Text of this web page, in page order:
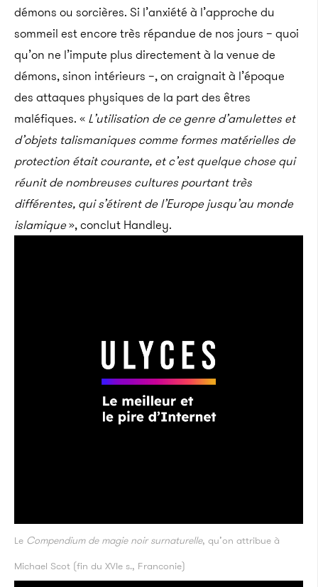
démons ou sorcières. Si l’anxiété à l’approche du
sommeil est encore très répandue de nos jours – quoi
qu’on ne l’impute plus directement à la venue de
démons, sinon intérieurs –, on craignait à l’époque
des attaques physiques de la part des êtres
maléfiques. « L’utilisation de ce genre d’amulettes et
d’objets talismaniques comme formes matérielles de
protection était courante, et c’est quelque chose qui
réunit de nombreuses cultures pourtant très
différentes, qui s’étirent de l’Europe jusqu’au monde
islamique», conclut Handley.
Le Compendium de magie noir surnaturelle, qu’on attribue à
Michael Scot (fin du XVIe s., Franconie)